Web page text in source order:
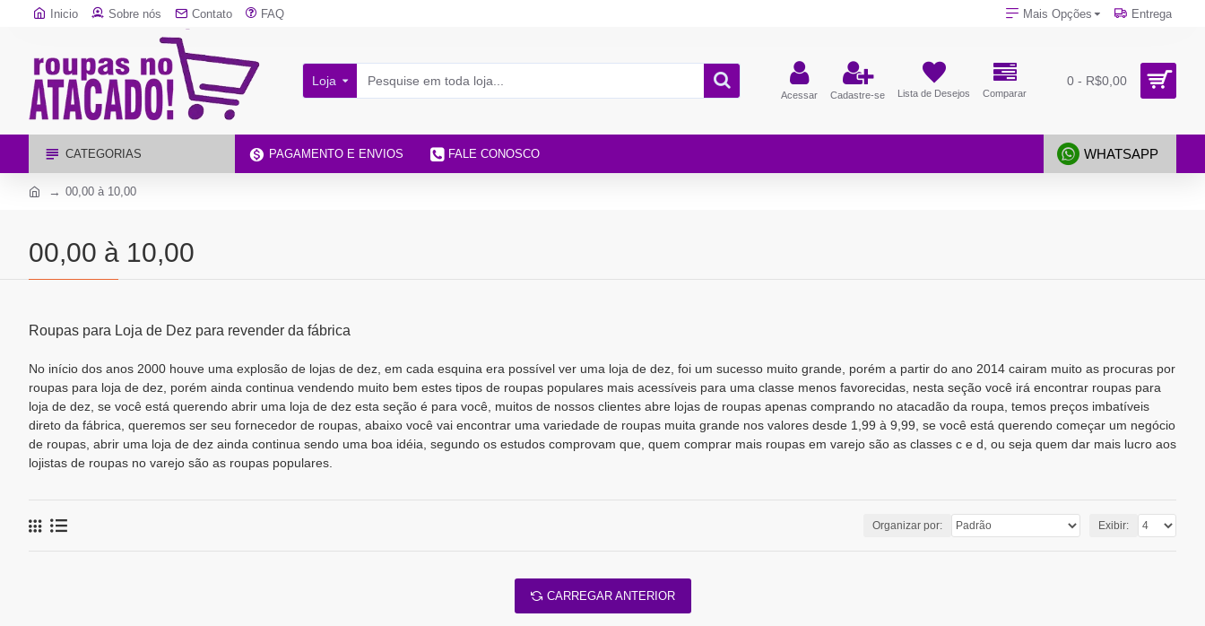
Inicio Sobre nós Contato FAQ Mais Opções Entrega
Loja
Acessar Cadastre-se Lista de Desejos Comparar
0 - R$0,00
CATEGORIAS PAGAMENTO E ENVIOS FALE CONOSCO WHATSAPP
00,00 à 10,00
00,00 à 10,00
Roupas para Loja de Dez para revender da fábrica
No início dos anos 2000 houve uma explosão de lojas de dez, em cada esquina era possível ver uma loja de dez, foi um sucesso muito grande, porém a partir do ano 2014 cairam muito as procuras por
roupas para loja de dez, porém ainda continua vendendo muito bem estes tipos de roupas populares mais acessíveis para uma classe menos favorecidas, nesta seção você irá encontrar roupas para
loja de dez, se você está querendo abrir uma loja de dez esta seção é para você, muitos de nossos clientes abre lojas de roupas apenas comprando no atacadão da roupa, temos preços imbatíveis
direto da fábrica, queremos ser seu fornecedor de roupas, abaixo você vai encontrar uma variedade de roupas muita grande nos valores desde 1,99 à 9,99, se você está querendo começar um negócio
de roupas, abrir uma loja de dez ainda continua sendo uma boa idéia, segundo os estudos comprovam que, quem comprar mais roupas em varejo são as classes c e d, ou seja quem dar mais lucro aos
lojistas de roupas no varejo são as roupas populares.
Organizar por: Exibir:
CARREGAR ANTERIOR